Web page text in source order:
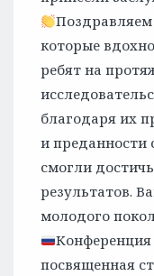
Поздравляем
которые
ребят на
благодаря их
и преданности
смогли
результатов.
молодого
Конференция
посвященная